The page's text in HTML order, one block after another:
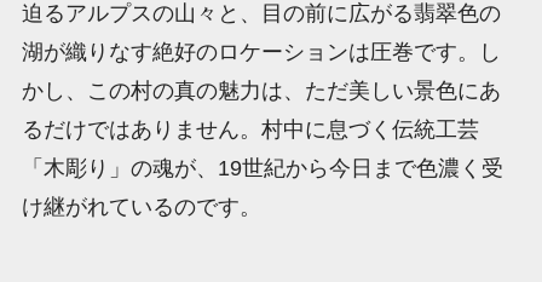
迫るアルプスの山々と、目の前に広がる翡翠色の
湖が織りなす絶好のロケーションは圧巻です。し
かし、この村の真の魅力は、ただ美しい景色にあ
るだけではありません。村中に息づく伝統工芸
「木彫り」の魂が、19世紀から今日まで色濃く受
け継がれているのです。